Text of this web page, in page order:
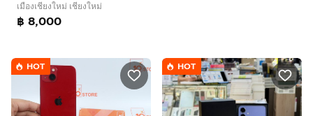
เมืองเชียงใหม่ เชียงใหม่
฿ 8,000
HOT HOT